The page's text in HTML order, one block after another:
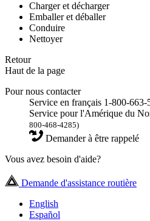
Charger et décharger
Emballer et déballer
Conduire
Nettoyer
Retour
Haut de la page
Pour nous contacter
Service en français 1-800-663-
Service pour l'Amérique du
800-468-4285)
Demander à être rappelé
Vous avez besoin d'aide?
Demande d'assistance routière
English
Español